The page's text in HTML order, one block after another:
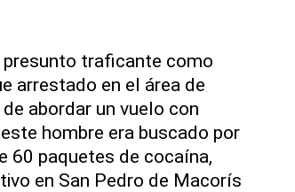
traficante como
arrestado en el área de
abordar un vuelo con
hombre era buscado por
60 paquetes de cocaína,
en San Pedro de Macorís